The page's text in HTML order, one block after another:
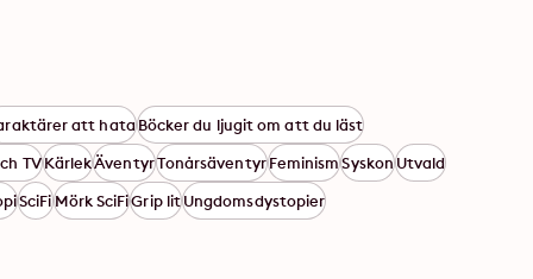
att hataBöcker du ljugit om att du läst
TVKärlekÄventyrTonårsäventyrFeminismSyskonUtvald
SciFiMörk SciFiGrip litUngdomsdystopier